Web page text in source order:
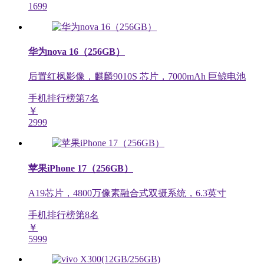
1699
华为nova 16（256GB）
后置红枫影像，麒麟9010S 芯片，7000mAh 巨鲸电池
手机排行榜第7名
￥
2999
苹果iPhone 17（256GB）
A19芯片，4800万像素融合式双摄系统，6.3英寸
手机排行榜第8名
￥
5999